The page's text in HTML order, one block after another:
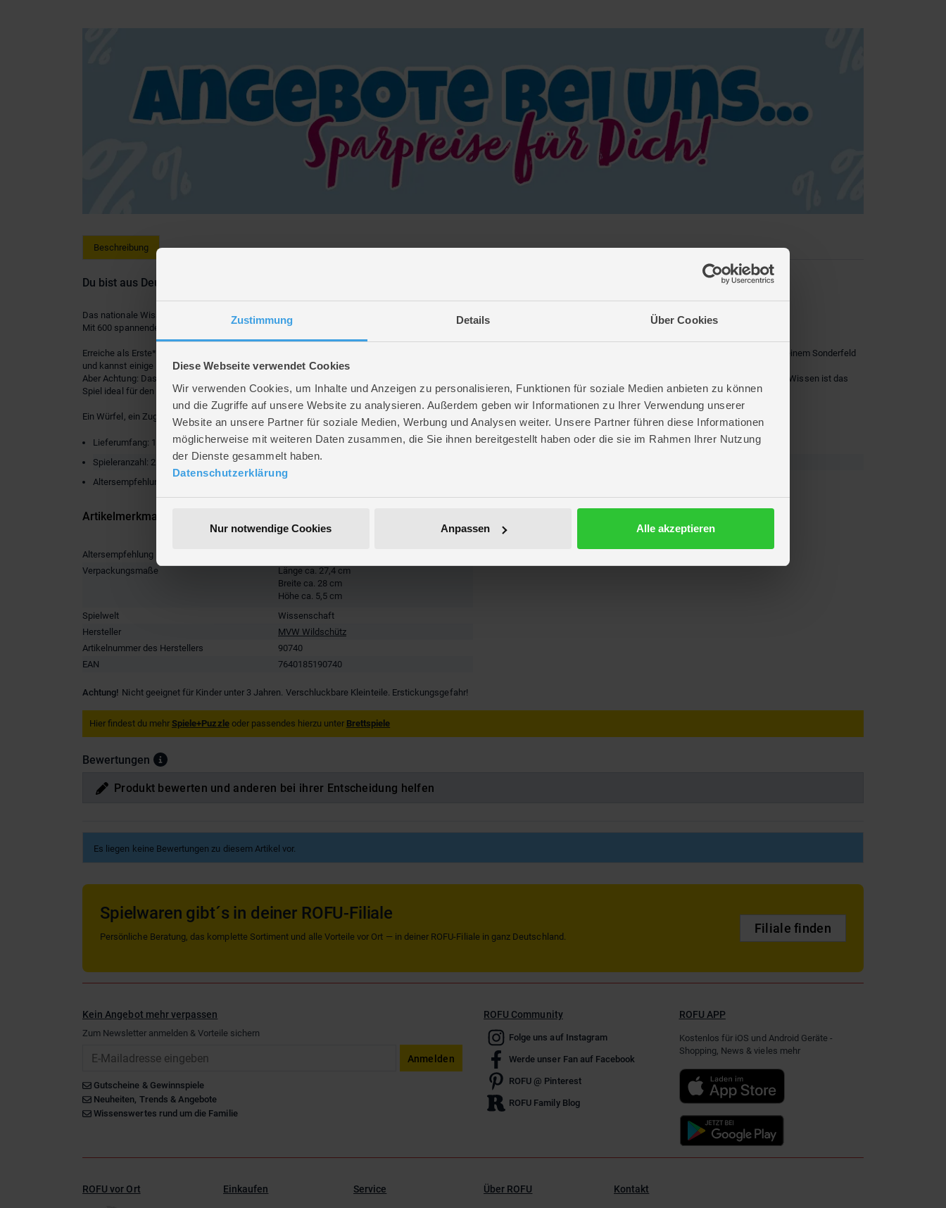
Zustimmung Details Über Cookies
Diese Webseite verwendet Cookies
Wir verwenden Cookies, um Inhalte und Anzeigen zu personalisieren, Funktionen für soziale Medien anbieten zu können
und die Zugriffe auf unsere Website zu analysieren. Außerdem geben wir Informationen zu Ihrer Verwendung unserer
Website an unsere Partner für soziale Medien, Werbung und Analysen weiter. Unsere Partner führen diese Informationen
möglicherweise mit weiteren Daten zusammen, die Sie ihnen bereitgestellt haben oder die sie im Rahmen Ihrer Nutzung
der Dienste gesammelt haben.
Datenschutzerklärung
Nur notwendige Cookies Anpassen Alle akzeptieren
Beschreibung
Du bist aus Deutschland! - Das Wissensspiel
Das nationale Wissensspiel für die ganze Familie!
Mit 600 spannenden Fragen über Deutschland und Europa.
Erreiche als Erste*r das Zielfeld und beantworte dabei so viele Fragen wie möglich richtig um die meisten Deutschland-Taler zu sammeln. Mit etwas Würfelglück landest du auf einem Sonderfeld
und kannst einige Felder vorrücken/überspringen.
Aber Achtung: Das kann auch in die andere Richtung gehen! Ein riesen Spaß mit ungewissem Ausgang bis ganz zum Schluss. Dank der einzigartigen Kombination von Glück und Wissen ist das
Spiel ideal für den gemütlichen Familien- oder Freundeabend geeignet.
Ein Würfel, ein Zug, ein Freudenschrei – so fühlt sich ein richtig guter Spieleabend an. Und mit unseren Familienspielen landet der Spaß direkt auf deinem Tisch.
Lieferumfang: 1 Spiel
Spieleranzahl: 2 - 6
Altersempfehlung: Ab 8 Jahren
Artikelmerkmale
Altersempfehlung
Verpackungsmaße
Länge ca. 27,4 cm
Breite ca. 28 cm
Höhe ca. 5,5 cm
Spielwelt
Wissenschaft
Hersteller
MVW Wildschütz
Artikelnummer des Herstellers
90740
EAN
7640185190740
Achtung! Nicht geeignet für Kinder unter 3 Jahren. Verschluckbare Kleinteile. Erstickungsgefahr!
Hier findest du mehr Spiele+Puzzleoder passendes hierzu unter Brettspiele
Bewertungen
Produkt bewerten und anderen bei ihrer Entscheidung helfen
Es liegen keine Bewertungen zu diesem Artikel vor.
Spielwaren gibt´s in deiner ROFU-Filiale
Persönliche Beratung, das komplette Sortiment und alle Vorteile vor Ort — in deiner ROFU-Filiale in ganz Deutschland.
Filiale finden
Kein Angebot mehr verpassen
Zum Newsletter anmelden & Vorteile sichern
Anmelden
Gutscheine & Gewinnspiele
Neuheiten, Trends & Angebote
Wissenswertes rund um die Familie
ROFU Community
Folge uns auf Instagram
Werde unser Fan auf Facebook
ROFU @ Pinterest
ROFU Family Blog
ROFU APP
Kostenlos für iOS und Android Geräte -
Shopping, News & vieles mehr
ROFU vor Ort Einkaufen Service Über ROFU Kontakt